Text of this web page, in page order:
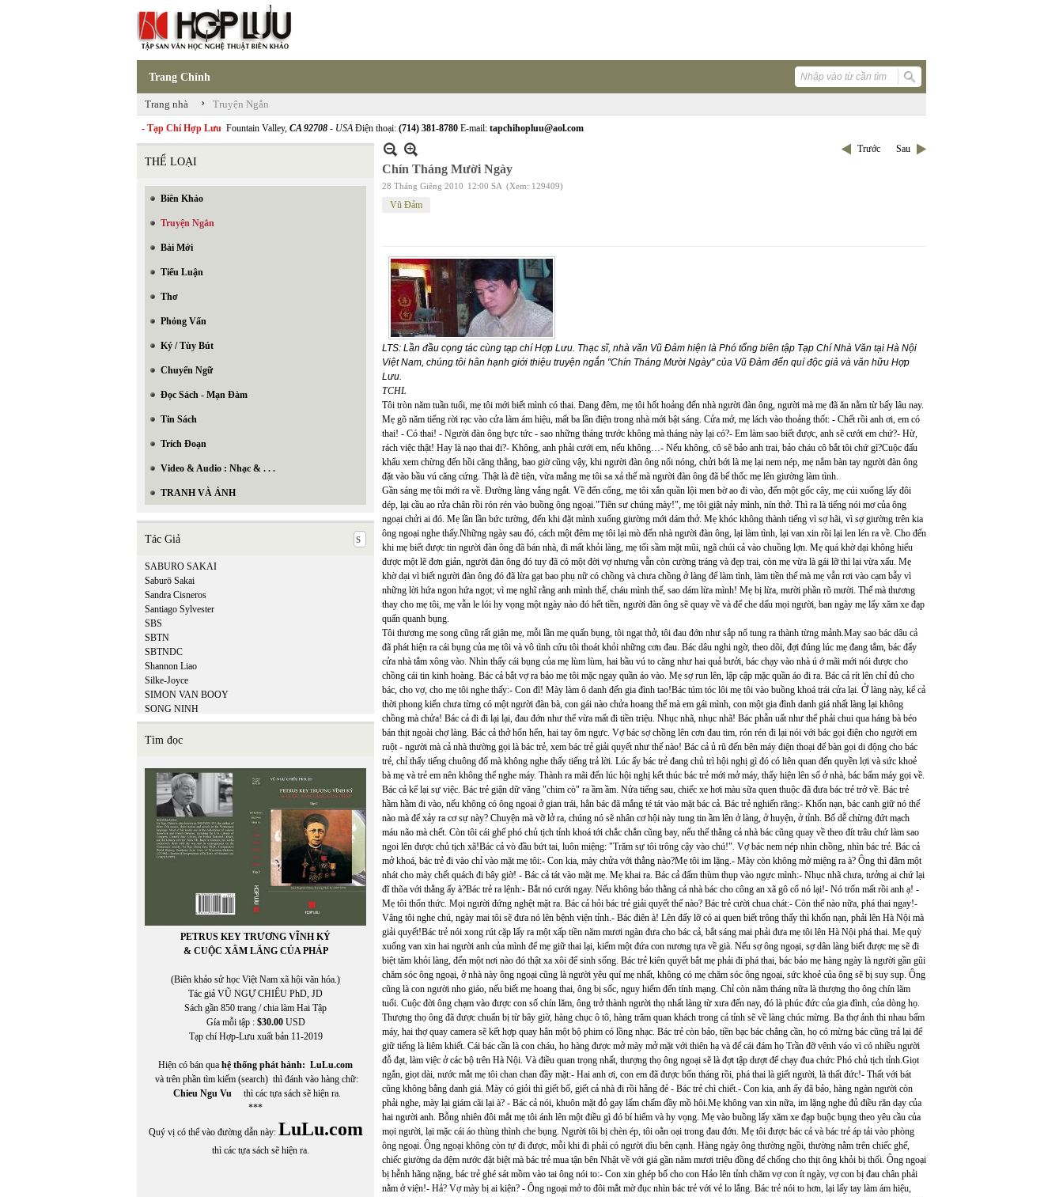
Trang Chính
Trang nhà › Truyện Ngắn
- Tạp Chí Hợp Lưu Fountain Valley, CA 92708 - USAĐiện thoại: (714) 381-8780 E-mail: tapchihopluu@aol.com
THỂ LOẠI
Biên Khảo
Truyện Ngắn
Bài Mới
Tiểu Luận
Thơ
Phỏng Vấn
Ký / Tùy Bút
Chuyển Ngữ
Đọc Sách - Mạn Đàm
Tin Sách
Trích Đoạn
Video & Audio : Nhạc & . . .
TRANH VÀ ẢNH
Tác Giả
SABURO SAKAI
Saburō Sakai
Sandra Cisneros
Santiago Sylvester
SBS
SBTN
SBTNDC
Shannon Liao
Silke-Joyce
SIMON VAN BOOY
SONG NINH
SONG THAO
SUZANNE WANG
Tìm đọc
PETRUS KEY TRƯƠNG VĨNH KÝ
& CUỘC XÂM LĂNG CỦA PHÁP
(Biên khảo sử học Việt Nam xã hội văn hóa.)
Tác giả VŨ NGỰ CHIÊU PhD, JD
Sách gần 850 trang / chia làm Hai Tập
Gía mỗi tập : $30.00USD
Tạp chí Hợp-Lưu xuất bản 11-2019
Hiện có bán qua hệ thống phát hành: LuLu.com
và trên phần tìm kiếm (search) thì đánh vào hàng chữ:
Chieu Ngu Vu thì các tựa sách sẽ hiện ra.
***
Quý vị có thể vào đường dẫn này: LuLu.com
thì các tựa sách sẽ hiện ra.
Trước Sau
Chín Tháng Mười Ngày
28 Tháng Giêng 2010 12:00 SA (Xem: 129409)
Vũ Đảm
LTS: Lần đầu cọng tác cùng tạp chí Hợp Lưu. Thạc sĩ, nhà văn Vũ Đảm hiện là Phó tổng biên tập Tạp Chí Nhà Văn tại Hà Nội
Việt Nam, chúng tôi hân hạnh giới thiệu truyện ngắn "Chín Tháng Mười Ngày" của Vũ Đảm đến quí độc giả và văn hữu Hợp
Lưu.
TCHL
Tôi tròn năm tuần tuổi, mẹ tôi mới biết mình có thai. Đang đêm, mẹ tôi hốt hoảng đến nhà người đàn ông, người mà mẹ đã ăn nằm từ bấy lâu nay.
Mẹ gõ năm tiếng rời rạc vào cửa làm ám hiệu, mất ba lần điện trong nhà mới bật sáng. Cửa mở, mẹ lách vào thoảng thốt: - Chết rồi anh ơi, em có
thai! - Có thai! - Người đàn ông bực tức - sao những tháng trước không mà tháng này lại có?- Em làm sao biết được, anh sẽ cưới em chứ?- Hừ,
rách việc thật! Hay là nạo thai đi?- Không, anh phải cưới em, nếu không…- Nếu không, cô sẽ bảo anh trai, bảo cháu cô bắt tôi chứ gì?Cuộc đấu
khẩu xem chừng đến hồi căng thẳng, bao giờ cũng vậy, khi người đàn ông nổi nóng, chửi bới là mẹ lại nem nép, mẹ nắm bàn tay người đàn ông
đặt vào bầu vú căng cứng. Thật là đê tiện, vừa mắng mẹ tôi sa xả thế mà người đàn ông đã bế thốc mẹ lên giường làm tình.
Gần sáng mẹ tôi mới ra về. Đường làng vắng ngắt. Về đến cổng, mẹ tôi xắn quần lội men bờ ao đi vào, đến một gốc cây, mẹ cúi xuống lấy đôi
dép, lại cầu ao rửa chân rồi rón rén vào buồng ông ngoại."Tiên sư chúng mày!", mẹ tôi giật nảy mình, nín thở. Thì ra là tiếng nói mơ của ông
ngoại chửi ai đó. Mẹ lần lần bức tường, đến khi đặt mình xuống giường mới dám thở. Mẹ khóc không thành tiếng vì sợ hãi, vì sợ giường trên kia
ông ngoại nghe thấy.Những ngày sau đó, cách một đêm mẹ tôi lại mò đến nhà người đàn ông, lại làm tình, lại van xin rồi lại len lén ra về. Cho đến
khi mẹ biết được tin người đàn ông đã bán nhà, đi mất khỏi làng, mẹ tối sầm mặt mũi, ngã chúi cả vào chuồng lợn. Mẹ quá khờ dại không hiểu
được một lẽ đơn giản, người đàn ông đó tuy đã có một đời vợ nhưng vẫn còn cường tráng và đẹp trai, còn mẹ vừa là gái lỡ thì lại vừa xấu. Mẹ
khờ dại vì biết người đàn ông đó đã lừa gạt bao phụ nữ có chồng và chưa chồng ở làng để làm tình, làm tiền thế mà mẹ vẫn rơi vào cạm bẫy vì
những lời hứa ngon hứa ngọt; vì mẹ nghĩ rằng anh mình thế, cháu mình thế, sao dám lừa mình! Mẹ bị lừa, mười phần rõ mười. Thế mà thương
thay cho mẹ tôi, mẹ vẫn le lói hy vọng một ngày nào đó hết tiền, người đàn ông sẽ quay về và để che dấu mọi người, ban ngày mẹ lấy xăm xe đạp
quấn quanh bụng.
Tôi thương mẹ song cũng rất giận mẹ, mỗi lần mẹ quấn bụng, tôi ngạt thở, tôi đau đớn như sắp nổ tung ra thành từng mảnh.May sao bác dâu cả
đã phát hiện ra cái bụng của mẹ tôi và vô tình cứu tôi thoát khỏi những cơn đau. Bác dâu nghi ngờ, theo dõi, đợi đúng lúc mẹ đang tắm, bác đẩy
cửa nhà tắm xông vào. Nhìn thấy cái bụng của mẹ lùm lùm, hai bầu vú to căng như hai quả bưởi, bác chạy vào nhà ú ớ mãi mới nói được cho
chồng cái tin kinh hoàng. Bác cả bắt vợ ra bảo mẹ tôi mặc ngay quần áo vào. Mẹ sợ run lên, lập cập mặc quần áo đi ra. Bác cả rít lên chỉ đủ cho
bác, cho vợ, cho mẹ tôi nghe thấy:- Con đĩ! Mày làm ô danh đến gia đình tao!Bác túm tóc lôi mẹ tôi vào buồng khoá trái cửa lại. Ở làng này, kể cả
thời phong kiến chưa từng có một người đàn bà, con gái nào chửa hoang thế mà em gái mình, con một gia đình danh giá nhất làng lại không
chồng mà chửa! Bác cả đi đi lại lại, đau đớn như thể vừa mất đi tiền triệu. Nhục nhã, nhục nhã! Bác phẫn uất như thể phải chui qua háng bà béo
bán thịt ngoài chợ làng. Bác cả thở hổn hển, hai tay ôm ngực. Vợ bác sợ chồng lên cơn đau tim, rón rén đi lại nói với bác gọi điện cho người em
ruột - người mà cả nhà thường gọi là bác trẻ, xem bác trẻ giải quyết như thế nào! Bác cả ủ rũ đến bên máy điện thoại để bàn gọi di động cho bác
trẻ, chỉ thấy tiếng chuông đổ mà không nghe thấy tiếng trả lời. Lúc ấy bác trẻ đang chủ trì hội nghị gì đó có liên quan đến quyền lợi và sức khoẻ
bà mẹ và trẻ em nên không thể nghe máy. Thành ra mãi đến lúc hội nghị kết thúc bác trẻ mới mở máy, thấy hiện lên số ở nhà, bác bấm máy gọi về.
Bác cả kể lại sự việc. Bác trẻ giận dữ văng "chim cò" ra ầm ầm. Nửa tiếng sau, chiếc xe hơi màu sữa quen thuộc đã đưa bác trẻ trở về. Bác trẻ
hầm hầm đi vào, nếu không có ông ngoại ở gian trái, hẳn bác đã mắng té tát vào mặt bác cả. Bác trẻ nghiến răng:- Khốn nạn, bác canh giữ nó thế
nào mà để xảy ra cơ sự này? Chuyện mà vỡ lở ra, chúng nó sẽ nhân cơ hội này tung tin ầm lên ở làng, ở huyện, ở tỉnh. Bố dễ chừng đứt mạch
máu não mà chết. Còn tôi cái ghế phó chủ tịch tỉnh khoá tới chắc chắn cũng bay, nếu thế thằng cả nhà bác cũng quay về theo đít trâu chứ làm sao
ngoi lên được chủ tịch xã!Bác cả vò đầu bứt tai, luôn miệng: "Trăm sự tôi trông cậy vào chú!". Vợ bác nem nép nhìn chồng, nhìn bác trẻ. Bác cả
mở khoá, bác trẻ đi vào chỉ vào mặt mẹ tôi:- Con kia, mày chửa với thằng nào?Mẹ tôi im lặng.- Mày còn không mở miệng ra à? Ông thì đâm một
nhát cho mày chết quách đi bây giờ! - Bác cả tát vào mặt mẹ. Mẹ khai ra. Bác cả đấm thùm thụp vào ngực mình:- Nhục nhã chưa, tưởng ai chứ lại
đĩ thõa với thằng ấy à?Bác trẻ ra lệnh:- Bắt nó cưới ngay. Nếu không bảo thằng cả nhà bác cho công an xã gô cổ nó lại!- Nó trốn mất rồi anh ạ! -
Mẹ tôi thổn thức. Mọi người đứng nghệt mặt ra. Bác cả hỏi bác trẻ giải quyết thế nào? Bác trẻ cười chua chát:- Còn thế nào nữa, phá thai ngay!-
Vâng tôi nghe chú, ngày mai tôi sẽ đưa nó lên bệnh viện tỉnh.- Bác điên à! Lên đấy lỡ có ai quen biết trông thấy thì khốn nạn, phải lên Hà Nội mà
giải quyết!Bác trẻ nói xong rút cặp lấy ra một xấp tiền năm mươi ngàn đưa cho bác cả, bắt sáng mai phải đưa mẹ tôi lên Hà Nội phá thai. Mẹ quỳ
xuống van xin hai người anh của mình để mẹ giữ thai lại, kiếm một đứa con nương tựa về già. Nếu sợ ông ngoại, sợ dân làng biết được mẹ sẽ đi
biệt tăm khỏi làng, đến một nơi nào đó thật xa xôi để sinh sống. Bác trẻ kiên quyết bắt mẹ phải đi phá thai, bác bảo mẹ hàng ngày là người gần gũi
chăm sóc ông ngoại, ở nhà này ông ngoại cũng là người yêu quí mẹ nhất, không có mẹ chăm sóc ông ngoại, sức khoẻ của ông sẽ bị suy sụp. Ông
cũng là con người nho giáo, nếu biết mẹ hoang thai, ông bị sốc, nguy hiểm đến tính mạng. Chỉ còn năm tháng nữa là thượng thọ ông chín lăm
tuổi. Cuộc đời ông chạm vào được con số chín lăm, ông trở thành người thọ nhất làng từ xưa đến nay, đó là phúc đức của gia đình, của dòng họ.
Thượng thọ ông đã được chuẩn bị từ bây giờ, hàng chục ô tô, hàng trăm quan khách trong cả tỉnh sẽ về làng chúc mừng. Ba thợ ảnh thi nhau bấm
máy, hai thợ quay camera sẽ kết hợp quay hẳn một bộ phim có lồng nhạc. Bác trẻ còn bảo, tiền bạc bác chẳng cần, họ có mừng bác cũng trả lại để
giữ tiếng là liêm khiết. Cái bác cần là con cháu, họ hàng được mở mày mở mặt với thiên hạ và để cái đám họ Trần đỡ vênh váo vì có nhiều người
đỗ đạt, làm việc ở các bộ trên Hà Nội. Và điều quan trọng nhất, thượng thọ ông ngoại sẽ là đợt tập dượt để chạy đua chức Phó chủ tịch tỉnh.Giọt
ngắn, giọt dài, nước mắt mẹ tôi chan chan đầy mặt:- Hai anh ơi, con em đã được bốn tháng rồi, phá thai là giết người, là thất đức!- Thất với bát
cũng không bằng danh giá. Mày có giỏi thì giết bố, giết cả nhà đi rồi hẵng đẻ - Bác trẻ chì chiết.- Con kia, anh ấy đã bảo, hàng ngàn người còn
phải nghe, mày lại giám cãi lại à? - Bác cả nói, khuôn mặt đỏ gay lấm chấm đầy mồ hôi.Mẹ không van xin nữa, im lặng nghe đủ điều răn dạy của
hai người anh. Bỗng nhiên đôi mắt mẹ tôi ánh lên một điều gì đó bí hiểm và hy vọng. Mẹ vào buồng lấy xăm xe đạp buộc bụng theo yêu cầu của
mọi người, lại mặc cái áo thùng thình che bụng. Người tôi bị chèn ép, tôi oằn oại trong đau đớn. Mẹ tôi được bác cả và bác trẻ áp tải vào phòng
ông ngoại. Ông ngoại không còn tự đi được, mỗi khi đi phải có người dìu bên cạnh. Hàng ngày ông thường ngồi, thường nằm trên chiếc ghế,
chiếc giường da đệm nước đặt biệt mà bác trẻ mua tận bên Nhật về với giá gần năm mươi triệu đồng để chống cho thịt ông khỏi bị thối. Ông ngoại
bị hễnh hãng nặng, bác trẻ ghé sát mồm vào tai ông nói to:- Con xin ghép bố cho con Hảo lên tỉnh chăm vợ con ít ngày, vợ con bị đau chân phải
nằm ở viện!- Hả? Vợ mày bị ai kiện? - Ông ngoại mở to đôi mắt mờ đục nhìn bác trẻ với vẻ lo lắng. Bác trẻ nói to hơn, lại lấy tay làm ám hiệu,